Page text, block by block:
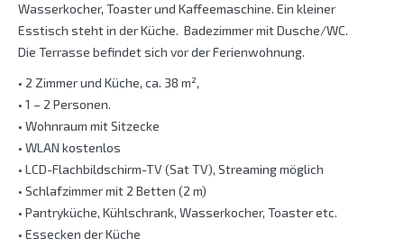
Wasserkocher, Toaster und Kaffeemaschine. Ein kleiner
Esstisch steht in der Küche. Badezimmer mit Dusche/WC.
Die Terrasse befindet sich vor der Ferienwohnung.
• 2 Zimmer und Küche, ca. 38 m²,
• 1 – 2 Personen.
• Wohnraum mit Sitzecke
• WLAN kostenlos
• LCD-Flachbildschirm-TV (Sat TV), Streaming möglich
• Schlafzimmer mit 2 Betten (2 m)
• Pantryküche, Kühlschrank, Wasserkocher, Toaster etc.
• Essecken der Küche